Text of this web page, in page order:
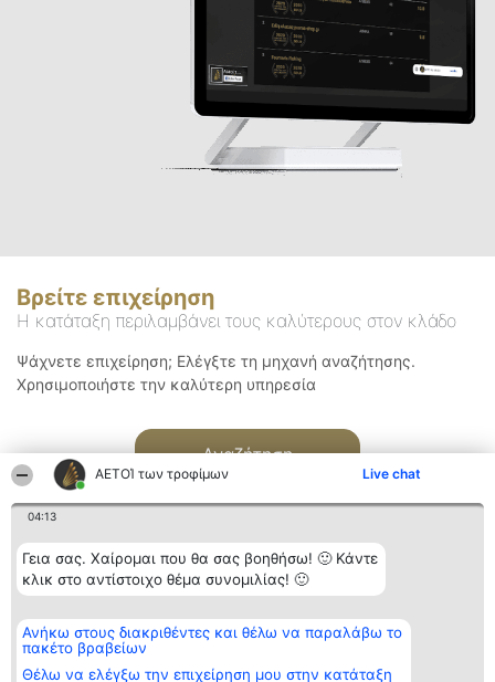
ΑΕΤΟΊ των τροφίμων Live chat
04:13
Γεια σας. Χαίρομαι που θα σας βοηθήσω! 🙂 Κάντε
κλικ στο αντίστοιχο θέμα συνομιλίας! 🙂
Ανήκω στους διακριθέντες και θέλω να παραλάβω το
πακέτο βραβείων
Θέλω να ελέγξω την επιχείρηση μου στην κατάταξη
Βρείτε επιχείρηση
Η κατάταξη περιλαμβάνει τους καλύτερους στον κλάδο
Ψάχνετε επιχείρηση; Ελέγξτε τη μηχανή αναζήτησης.
Χρησιμοποιήστε την καλύτερη υπηρεσία
Αναζήτηση
Διοργανωτής της
κατάταξης
BEAUTIFUL COMPANY
Κατάταξη
Διακριθέντες
των
Επικοινωνία
Επικοινωνία